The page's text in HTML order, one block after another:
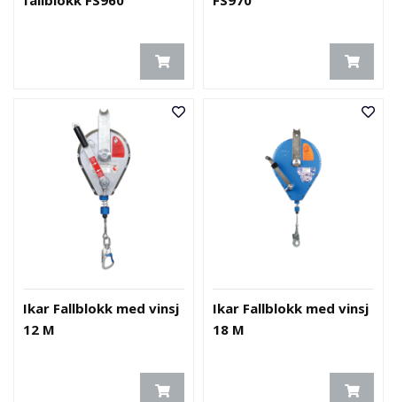
Ikar Fallblokk med vinsj
12 M
Ikar Fallblokk med vinsj
18 M